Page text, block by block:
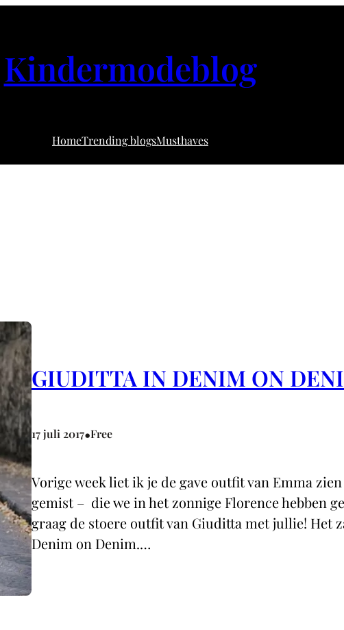
Kindermodeblog
HomeTrending blogsMusthaves
GIUDITTA IN DENIM ON
17 juli 2017•Free
Vorige week liet ik je de gave outfit van Emma
gemist – die we in het zonnige Florence hebben
graag de stoere outfit van Giuditta met jullie! Het
Denim on Denim.…